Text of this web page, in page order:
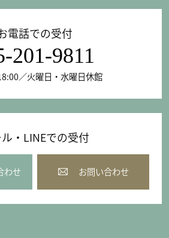
電話での受付
201-9811
／火曜日・水曜日休館
・LINEでの受付
わせ お問い合わせ